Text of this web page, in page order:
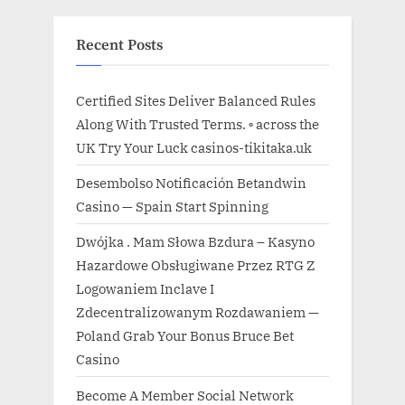
Recent Posts
Certified Sites Deliver Balanced Rules
Along With Trusted Terms. ◦ across the
UK Try Your Luck casinos-tikitaka.uk
Desembolso Notificación Betandwin
Casino — Spain Start Spinning
Dwójka . Mam Słowa Bzdura – Kasyno
Hazardowe Obsługiwane Przez RTG Z
Logowaniem Inclave I
Zdecentralizowanym Rozdawaniem —
Poland Grab Your Bonus Bruce Bet
Casino
Become A Member Social Network